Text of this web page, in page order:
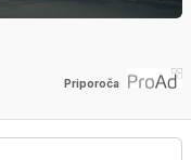
Priporoča